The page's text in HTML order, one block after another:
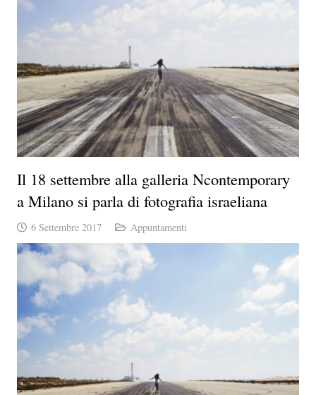
Il 18 settembre alla galleria Ncontemporary
a Milano si parla di fotografia israeliana
6 Settembre 2017 Appuntamenti